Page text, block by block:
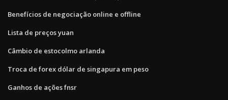
Benefícios de negociação online e offline
Lista de preços yuan
Câmbio de estocolmo arlanda
Troca de forex dólar de singapura em peso
Ganhos de ações fnsr